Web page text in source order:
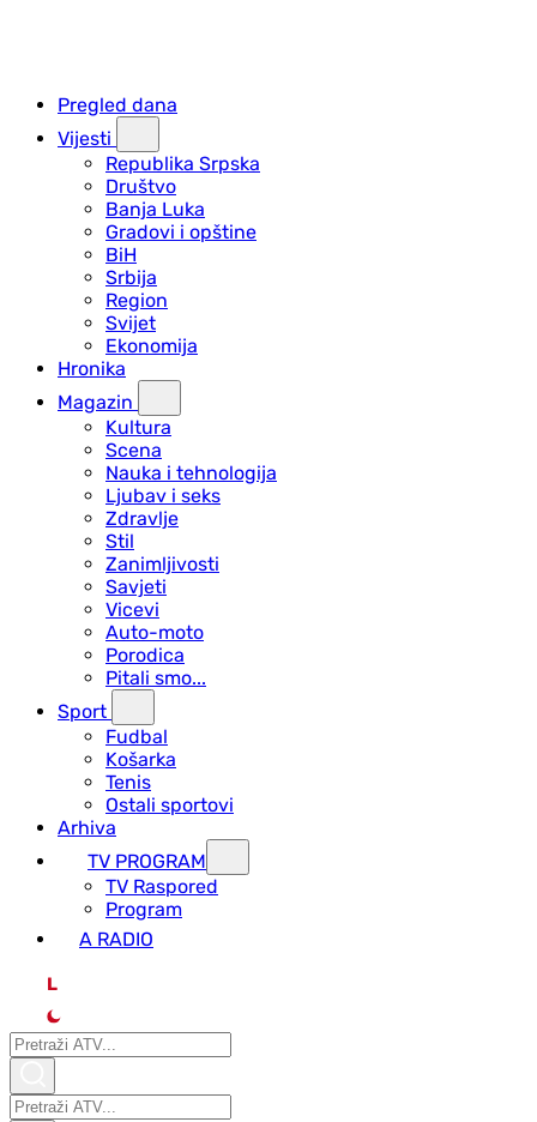
Pregled dana
Vijesti
Republika Srpska
Društvo
Banja Luka
Gradovi i opštine
BiH
Srbija
Region
Svijet
Ekonomija
Hronika
Magazin
Kultura
Scena
Nauka i tehnologija
Ljubav i seks
Zdravlje
Stil
Zanimljivosti
Savjeti
Vicevi
Auto-moto
Porodica
Pitali smo...
Sport
Fudbal
Košarka
Tenis
Ostali sportovi
Arhiva
TV PROGRAM
ТV Raspored
Program
A RADIO
L